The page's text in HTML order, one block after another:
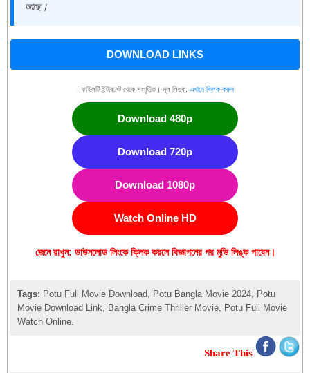
আছে।
DOWNLOAD LINKS
ℹ️ ফাইলটি ইন্টারনেট থেকে সংগৃহীত। মূল লিঙ্ক: এখানে ক্লিক করুন
Download 480p
Download 720p
Download 1080p
Watch Online HD
জেনে রাখুন: ডাউনলোড লিংকে ক্লিক করলে বিজ্ঞাপনের পর মুভি লিঙ্ক পাবেন।
Tags: Potu Full Movie Download, Potu Bangla Movie 2024, Potu
Movie Download Link, Bangla Crime Thriller Movie, Potu Full Movie
Watch Online.
Share This